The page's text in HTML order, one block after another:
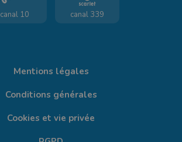
canal 10 canal 339
Mentions légales
Conditions générales
Cookies et vie privée